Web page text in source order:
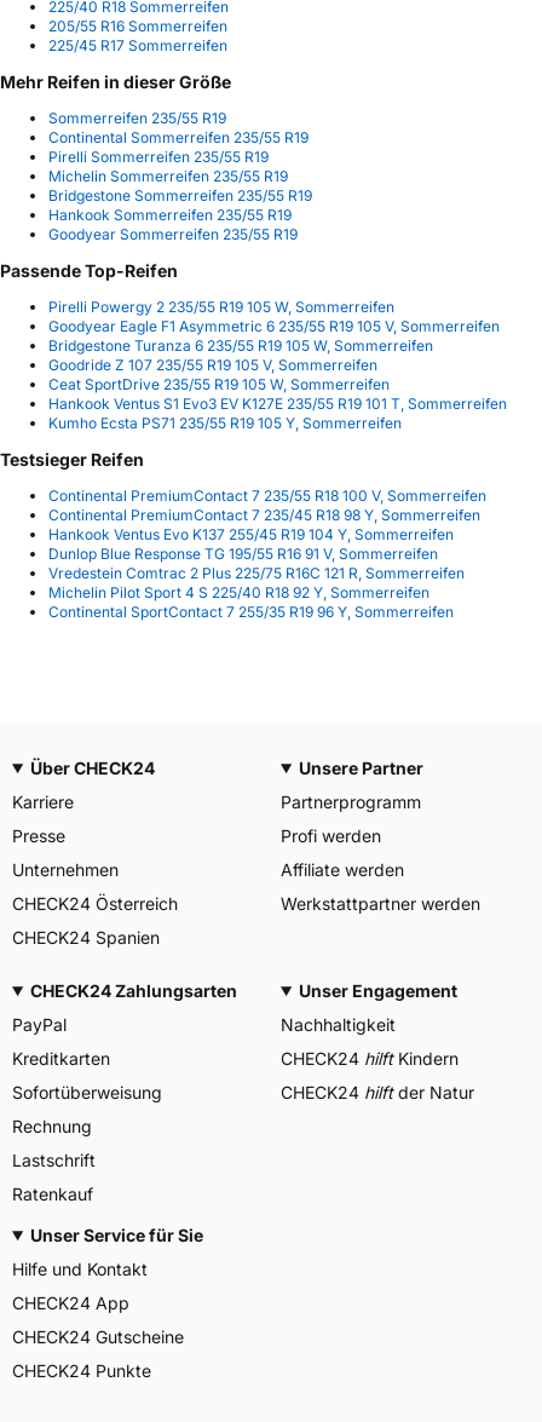
225/40 R18 Sommerreifen
205/55 R16 Sommerreifen
225/45 R17 Sommerreifen
Mehr Reifen in dieser Größe
Sommerreifen 235/55 R19
Continental Sommerreifen 235/55 R19
Pirelli Sommerreifen 235/55 R19
Michelin Sommerreifen 235/55 R19
Bridgestone Sommerreifen 235/55 R19
Hankook Sommerreifen 235/55 R19
Goodyear Sommerreifen 235/55 R19
Passende Top-Reifen
Pirelli Powergy 2 235/55 R19 105 W, Sommerreifen
Goodyear Eagle F1 Asymmetric 6 235/55 R19 105 V, Sommerreifen
Bridgestone Turanza 6 235/55 R19 105 W, Sommerreifen
Goodride Z 107 235/55 R19 105 V, Sommerreifen
Ceat SportDrive 235/55 R19 105 W, Sommerreifen
Hankook Ventus S1 Evo3 EV K127E 235/55 R19 101 T, Sommerreifen
Kumho Ecsta PS71 235/55 R19 105 Y, Sommerreifen
Testsieger Reifen
Continental PremiumContact 7 235/55 R18 100 V, Sommerreifen
Continental PremiumContact 7 235/45 R18 98 Y, Sommerreifen
Hankook Ventus Evo K137 255/45 R19 104 Y, Sommerreifen
Dunlop Blue Response TG 195/55 R16 91 V, Sommerreifen
Vredestein Comtrac 2 Plus 225/75 R16C 121 R, Sommerreifen
Michelin Pilot Sport 4 S 225/40 R18 92 Y, Sommerreifen
Continental SportContact 7 255/35 R19 96 Y, Sommerreifen
Über CHECK24
Karriere
Presse
Unternehmen
CHECK24 Österreich
CHECK24 Spanien
Unsere Partner
Partnerprogramm
Profi werden
Affiliate werden
Werkstattpartner werden
CHECK24 Zahlungsarten
PayPal
Kreditkarten
Sofortüberweisung
Rechnung
Lastschrift
Ratenkauf
Unser Engagement
Nachhaltigkeit
CHECK24 hilftKindern
CHECK24 hilftder Natur
Unser Service für Sie
Hilfe und Kontakt
CHECK24 App
CHECK24 Gutscheine
CHECK24 Punkte